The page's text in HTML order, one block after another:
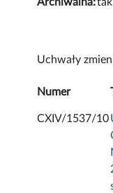
Uchwały
Numer
CXIV/1537/10